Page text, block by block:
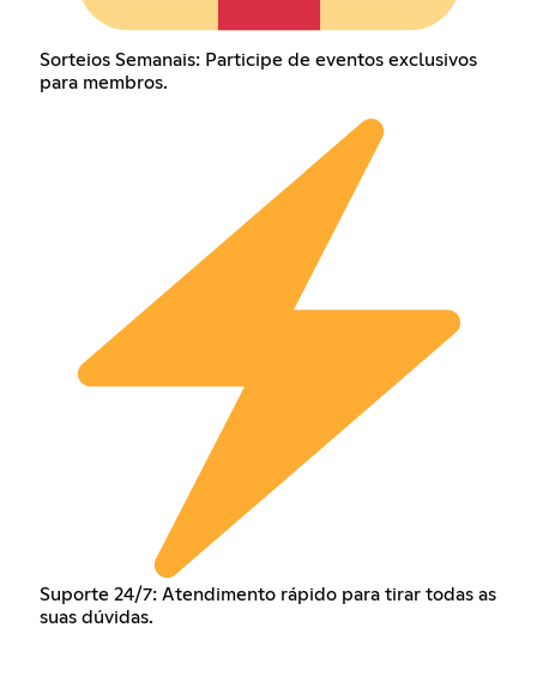
Sorteios Semanais: Participe de eventos exclusivos
para membros.
Suporte 24/7: Atendimento rápido para tirar todas as
suas dúvidas.